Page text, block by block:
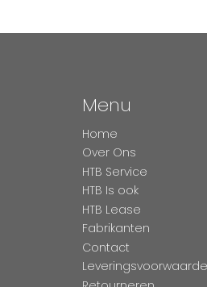
Menu
Home
Over Ons
HTB Service
HTB Is ook
HTB Lease
Fabrikanten
Contact